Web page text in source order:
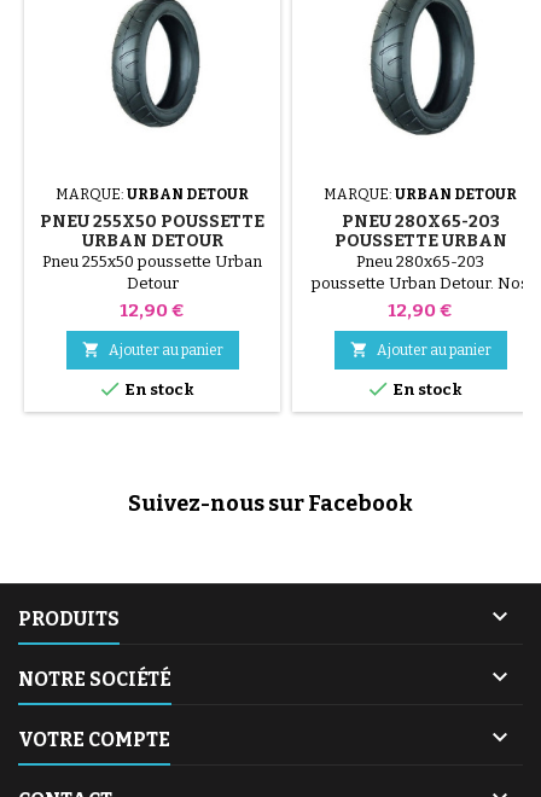
MARQUE: URBAN DETOUR
PNEU 255X50 POUSSETTE
URBAN DETOUR
Pneu 255x50 poussette Urban
Detour
Prix
12,90 €
 Ajouter au panier
 En stock
MARQUE: URBAN DETOUR
PNEU 280X65-203
POUSSETTE URBAN
DETOUR
Pneu 280x65-203
poussette Urban Detour. Nos
pneus sont légèrement
déformés.
Prix
12,90 €
 Ajouter au panier
 En stock
Suivez-nous sur Facebook
PRODUITS 
NOTRE SOCIÉTÉ 
VOTRE COMPTE 